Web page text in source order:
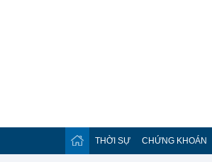
THỜI SỰ CHỨNG KHOÁN